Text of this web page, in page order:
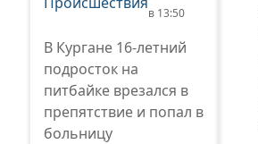
в 13:50
В Кургане 16-летний
подросток на
питбайке врезался в
препятствие и попал в
больницу